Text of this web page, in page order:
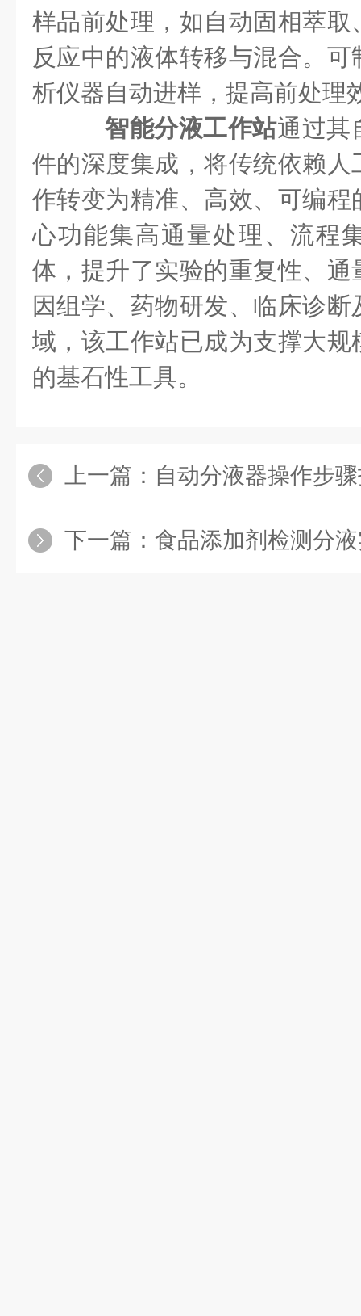
样品前处理，如自动固相萃
反应中的液体转移与混合。
析仪器自动进样，提高前处理
智能分液工作站通过其
件的深度集成，将传统依赖
作转变为精准、高效、可编
心功能集高通量处理、流程
体，提升了实验的重复性、
因组学、药物研发、临床诊
域，该工作站已成为支撑大
的基石性工具。
上一篇： 自动分液器操作步
下一篇： 食品添加剂检测分